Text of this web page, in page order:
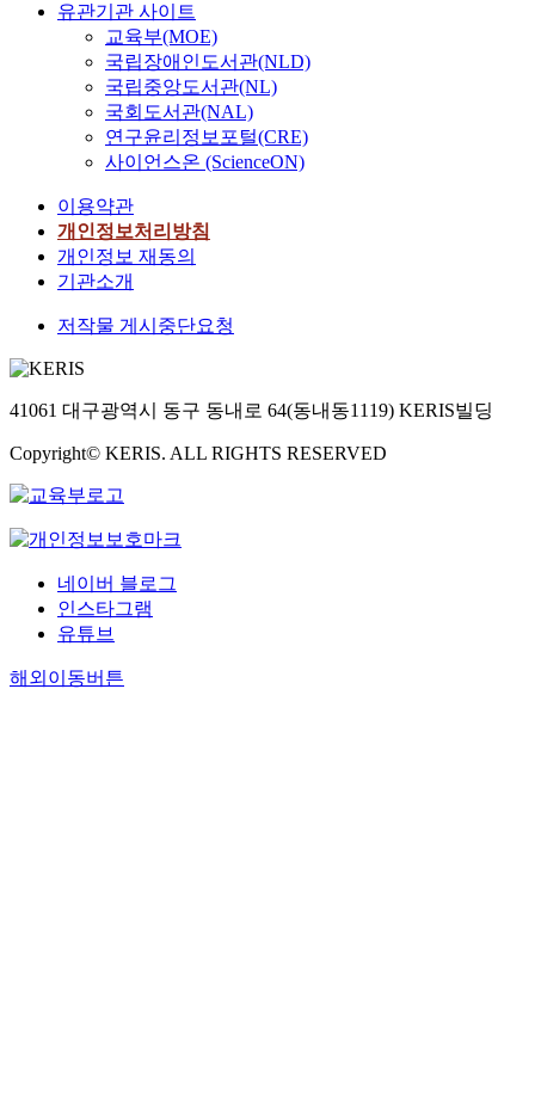
유관기관 사이트
교육부(MOE)
국립장애인도서관(NLD)
국립중앙도서관(NL)
국회도서관(NAL)
연구윤리정보포털(CRE)
사이언스온 (ScienceON)
이용약관
개인정보처리방침
개인정보 재동의
기관소개
저작물 게시중단요청
41061 대구광역시 동구 동내로 64(동내동1119) KERIS빌딩
Copyright© KERIS. ALL RIGHTS RESERVED
네이버 블로그
인스타그램
유튜브
해외이동버튼